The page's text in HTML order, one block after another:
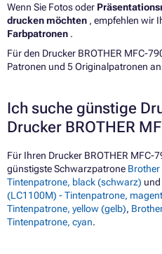
Wenn Sie Fotos oder
drucken möchten , empfehlen wir
Farbpatronen .
Für den Drucker BROTHER MFC-
Patronen und 5 Originalpatronen
Ich suche günstige
Drucker BROTHER
Für Ihren Drucker BROTHER MFC-
günstigste Schwarzpatrone
Tintenpatrone, black (schwarz)
(LC1100M) - Tintenpatrone,
Tintenpatrone, yellow (gelb),
Tintenpatrone, cyan.